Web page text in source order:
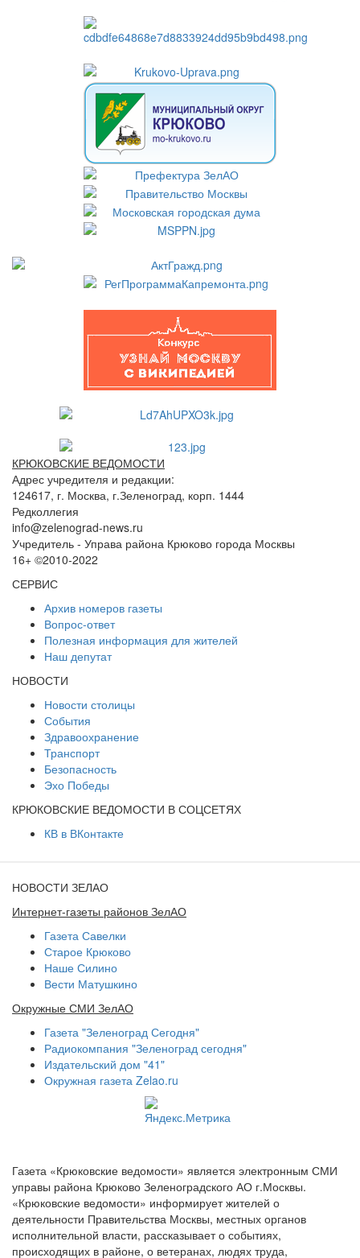
КРЮКОВСКИЕ ВЕДОМОСТИ
Адрес учредителя и редакции:
124617, г. Москва, г.Зеленоград, корп. 1444
Редколлегия
info@zelenograd-news.ru
Учредитель - Управа района Крюково города Москвы
16+ ©2010-2022
СЕРВИС
Архив номеров газеты
Вопрос-ответ
Полезная информация для жителей
Наш депутат
НОВОСТИ
Новости столицы
События
Здравоохранение
Транспорт
Безопасность
Эхо Победы
КРЮКОВСКИЕ ВЕДОМОСТИ В СОЦСЕТЯХ
КВ в ВКонтакте
НОВОСТИ ЗЕЛАО
Интернет-газеты районов ЗелАО
Газета Савелки
Старое Крюково
Наше Силино
Вести Матушкино
Окружные СМИ ЗелАО
Газета "Зеленоград Сегодня"
Радиокомпания "Зеленоград сегодня"
Издательский дом "41"
Окружная газета Zelao.ru
Газета «Крюковские ведомости» является электронным СМИ
управы района Крюково Зеленоградского АО г.Москвы.
«Крюковские ведомости» информирует жителей о
деятельности Правительства Москвы, местных органов
исполнительной власти, рассказывает о событиях,
происходящих в районе, о ветеранах, людях труда,